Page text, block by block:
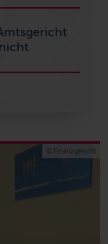
© Finanzgericht